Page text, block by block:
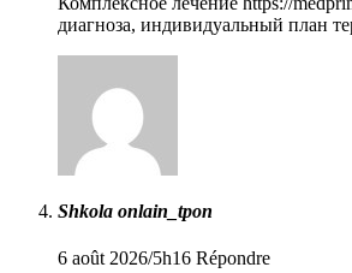
диагноза, индивидуальный план
Shkola onlain_tpon
6 août 2026/5h16 Répondre